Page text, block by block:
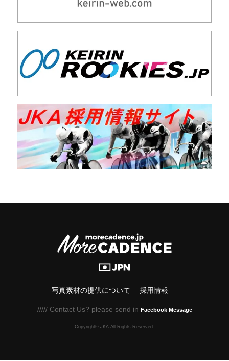
写真素材の提供について 採用情報
///// Contact Us? please send in Facebook Message
Copyright© JKA.All Rights Reserved.